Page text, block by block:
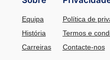
Equipa
História
Carreiras
Política de
Termos e
Contacte-nos